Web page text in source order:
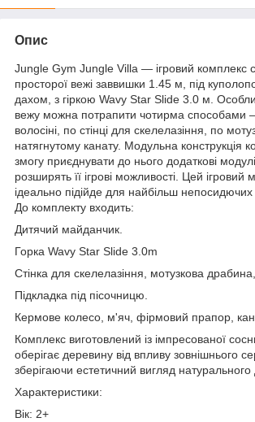
Опис
Jungle Gym Jungle Villa — ігровий комплекс
просторої вежі заввишки 1.45 м, під
дахом, з гіркою Wavy Star Slide 3.0 м.
вежу можна потрапити чотирма способами
волосіні, по стінці для скелелазіння, по
натягнутому канату. Модульна конструкція
змогу приєднувати до нього додаткові
розширять її ігрові можливості. Цей ігровий
ідеально підійде для найбільш непосидючих
До комплекту входить:
Дитячий майданчик.
Горка Wavy Star Slide 3.0m
Стінка для скелелазіння, мотузкова
Підкладка під пісочницю.
Кермове колесо, м'яч, фірмовий прапор,
Комплекс виготовлений із імпресованої
оберігає деревину від впливу зовнішнього
зберігаючи естетичний вигляд натурального
Характеристики:
Вік: 2+